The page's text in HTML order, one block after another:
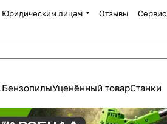
Юридическим лицам Отзывы Сервис
БензопилыУценённый товарСтанки